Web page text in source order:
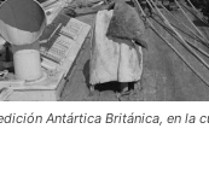
Antártica Británica, en la